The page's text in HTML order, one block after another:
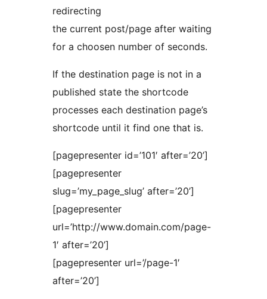
redirecting
the current post/page after waiting
for a choosen number of seconds.
If the destination page is not in a
published state the shortcode
processes each destination page’s
shortcode until it find one that is.
[pagepresenter id=’101′ after=’20’]
[pagepresenter
slug=’my_page_slug’ after=’20’]
[pagepresenter
url=’http://www.domain.com/page-
1′ after=’20’]
[pagepresenter url=’/page-1′
after=’20’]